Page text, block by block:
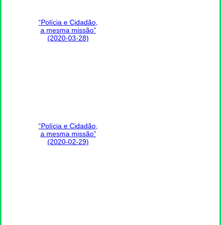
“Polícia e Cidadão,
a mesma missão”
(2020-03-28)
“Polícia e Cidadão,
a mesma missão”
(2020-02-29)